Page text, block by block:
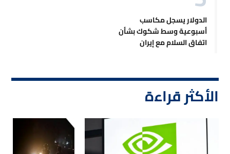
الدولار يسجل مكاسب
أسبوعية وسط شكوك بشأن
اتفاق السلام مع إيران
الأكثر قراءة